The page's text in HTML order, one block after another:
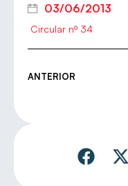
03/06/2013
Circular nº 34
ANTERIOR